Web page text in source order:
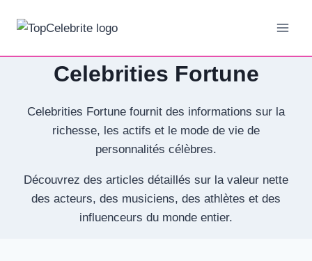
Celebrities Fortune
Celebrities Fortune fournit des informations sur la
richesse, les actifs et le mode de vie de
personnalités célèbres.
Découvrez des articles détaillés sur la valeur nette
des acteurs, des musiciens, des athlètes et des
influenceurs du monde entier.